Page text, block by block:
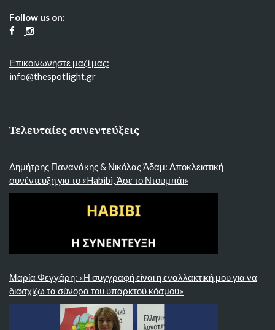
Follow us on:
Επικοινωνήστε μαζί μας:
info@thespotlight.gr
Τελευταίες συνεντεύξεις
Δημήτρης Πανανάκης & Νικόλας Άδαμ: Αποκλειστική
συνέντευξη για το «Habibi, Άσε το Ντουμπάι»
Μαρία Φεγγάρη: «Η συγγραφή είναι η εναλλακτική μου για να
διασχίζω τα σύνορα του υπαρκτού κόσμου»